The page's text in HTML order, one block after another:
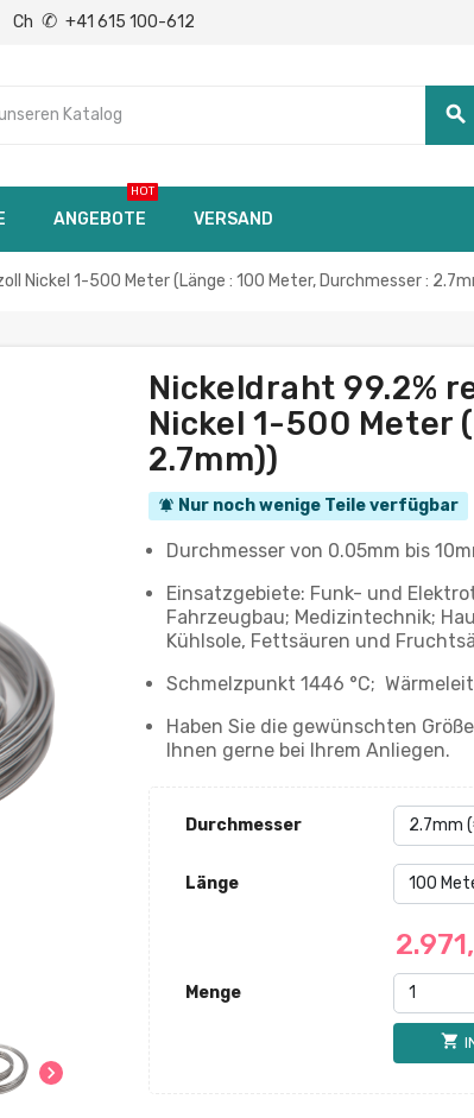
Ch ✆ +41 615 100-612
search
ANGEBOTE
HOT
VERSAND
Nickel 1-500 Meter (Länge : 100 Meter, Durchmesser :
chevron_right
Nickeldraht 99.2%
Nickel 1-500 Meter
2.7mm))
notifications_active Nur noch wenige Teile verfügbar
Durchmesser von 0.05mm bis
Einsatzgebiete: Funk- und
Fahrzeugbau; Medizintechnik;
Kühlsole, Fettsäuren und
Schmelzpunkt 1446 °C;
Haben Sie die gewünschten
Ihnen gerne bei Ihrem Anliegen.
Durchmesser
Länge
Menge
shopping_cart